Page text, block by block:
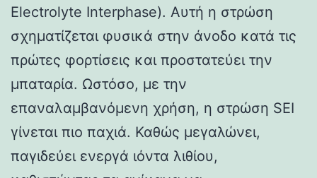
Electrolyte Interphase). Αυτή η στρώση
σχηματίζεται φυσικά στην άνοδο κατά τις
πρώτες φορτίσεις και προστατεύει την
μπαταρία. Ωστόσο, με την
επαναλαμβανόμενη χρήση, η στρώση SEI
γίνεται πιο παχιά. Καθώς μεγαλώνει,
παγιδεύει ενεργά ιόντα λιθίου,